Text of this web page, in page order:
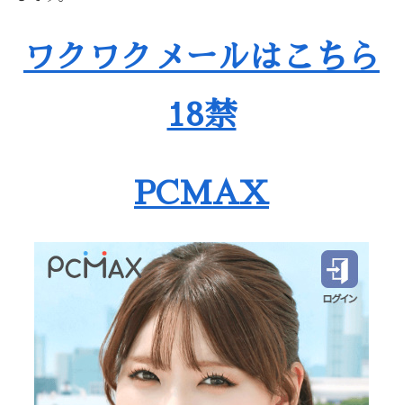
ワクワクメールはこちら
18禁
PCMAX